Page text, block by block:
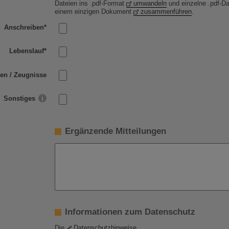
Dateien ins .pdf-Format
umwandeln und einzelne .pdf-
einem einzigen Dokument
zusammenführen
Anschreiben*
Lebenslauf*
/ Zeugnisse
Sonstiges
Ergänzende Mitteilungen
Informationen zum Datenschutz